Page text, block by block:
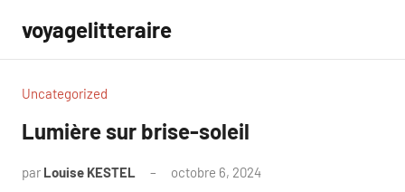
contenu
voyagelitteraire
Uncategorized
Lumière sur brise-soleil
par Louise KESTEL octobre 6, 2024